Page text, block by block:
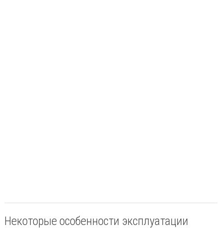
Некоторые особенности эксплуатации